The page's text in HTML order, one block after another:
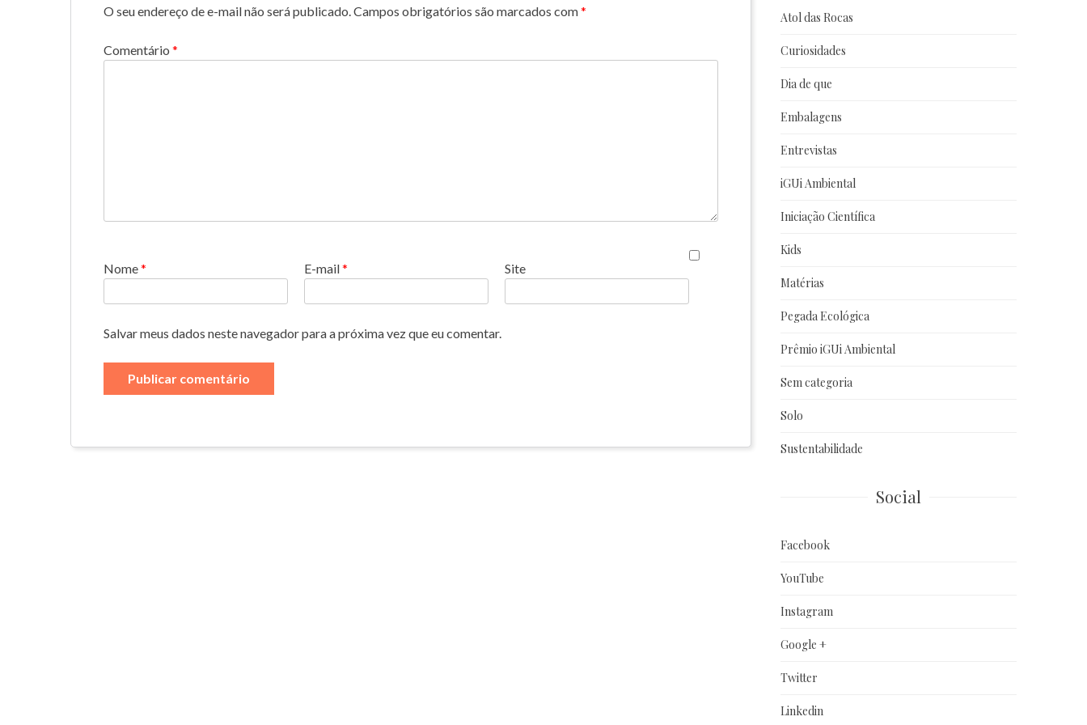
O seu endereço de e-mail não será publicado.Campos obrigatórios são marcados com*
Comentário *
Nome* E-mail* Site
Salvar meus dados neste navegador para a próxima vez que eu comentar.
Atol das Rocas
Curiosidades
Dia de que
Embalagens
Entrevistas
iGUi Ambiental
Iniciação Científica
Kids
Matérias
Pegada Ecológica
Prêmio iGUi Ambiental
Sem categoria
Solo
Sustentabilidade
Social
Facebook
YouTube
Instagram
Google +
Twitter
Linkedin